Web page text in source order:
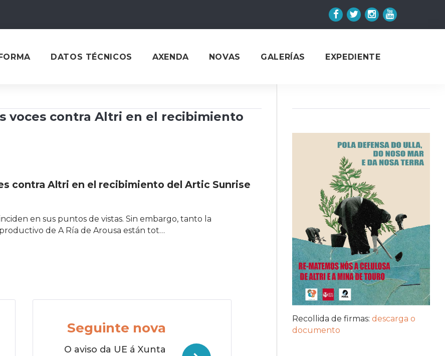
Facebook
TwitterInstagram
YouTube
DATOS TÉCNICOS AXENDA NOVAS GALERÍAS EXPEDIENTE
voces contra Altri en el recibimiento
contra Altri en el recibimiento del Artic Sunrise
en sus puntos de vistas. Sin embargo, tanto la
de A Ría de Arousa están tot…
Seguinte nova
O aviso da UE á Xunta
Recollida de firmas: descarga o
documento